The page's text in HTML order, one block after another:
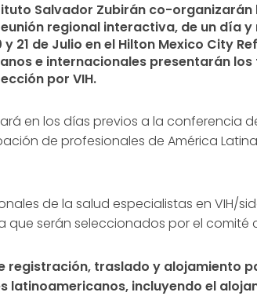
Salvador Zubirán co-
regional interactiva, de un día
21 de Julio en el Hilton Mexico City
e internacionales presentarán los
por VIH.
en los días previos a la conferencia
de profesionales de América Latina
de la salud especialistas en VIH/
que serán seleccionados por el comité
registración, traslado y alojamiento
latinoamericanos, incluyendo el